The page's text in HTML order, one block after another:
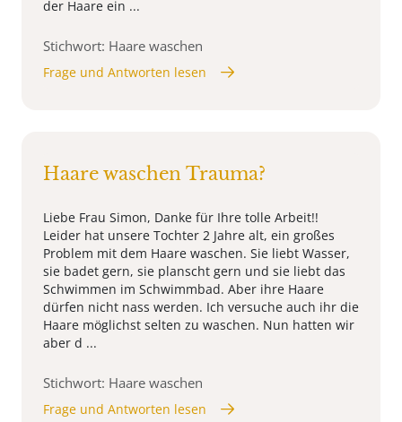
der Haare ein ...
Stichwort: Haare waschen
Frage und Antworten lesen
Haare waschen Trauma?
Liebe Frau Simon, Danke für Ihre tolle Arbeit!!
Leider hat unsere Tochter 2 Jahre alt, ein großes
Problem mit dem Haare waschen. Sie liebt Wasser,
sie badet gern, sie planscht gern und sie liebt das
Schwimmen im Schwimmbad. Aber ihre Haare
dürfen nicht nass werden. Ich versuche auch ihr die
Haare möglichst selten zu waschen. Nun hatten wir
aber d ...
Stichwort: Haare waschen
Frage und Antworten lesen